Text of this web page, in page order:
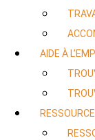
AIDE À